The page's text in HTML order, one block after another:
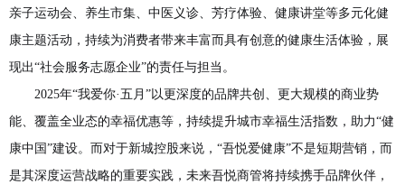
亲子运动会、养生市集、中医义诊、芳疗体验、健康讲堂等多元化健
康主题活动，持续为消费者带来丰富而具有创意的健康生活体验，展
现出“社会服务志愿企业”的责任与担当。
2025年“我爱你·五月”以更深度的品牌共创、更大规模的商业势
能、覆盖全业态的幸福优惠等，持续提升城市幸福生活指数，助力“健
康中国”建设。而对于新城控股来说，“吾悦爱健康”不是短期营销，而
是其深度运营战略的重要实践，未来吾悦商管将持续携手品牌伙伴，